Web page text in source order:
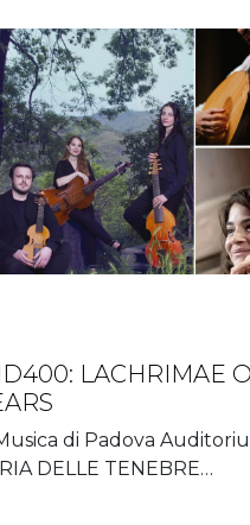
LACHRIMAE
di Padova
DELLE TENEBRE…